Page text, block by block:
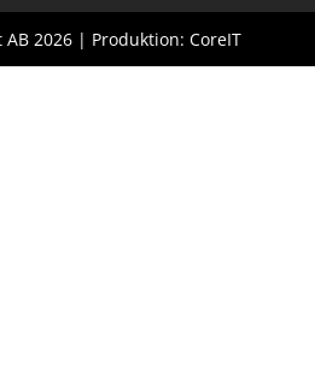
2026 | Produktion: CoreIT